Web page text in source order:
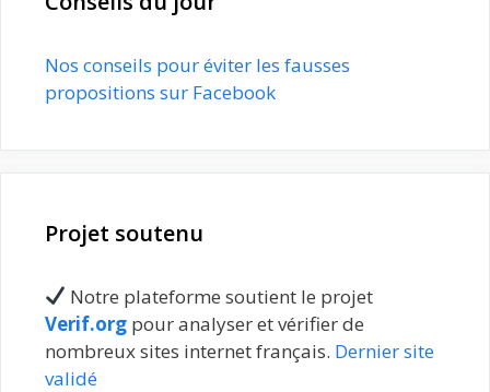
Nos conseils pour éviter les fausses
propositions sur Facebook
Projet soutenu
Notre plateforme soutient le projet
Verif.org pour analyser et vérifier de
nombreux sites internet français. Dernier site
validé